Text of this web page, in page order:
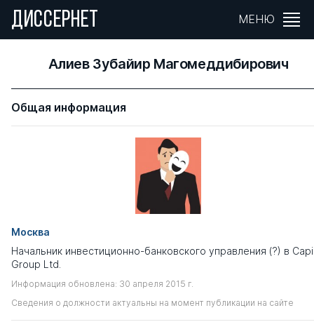
ДИССЕРНЕТ МЕНЮ
Алиев Зубайир Магомеддибирович
Общая информация
Москва
Начальник инвестиционно-банковского управления (?) в
Group Ltd.
Информация обновлена: 30 апреля 2015 г.
Сведения о должности актуальны на момент публикации на сайте